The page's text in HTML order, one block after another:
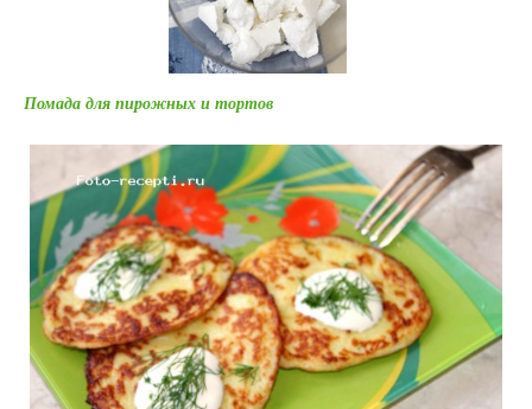
Помада для пирожных и тортов